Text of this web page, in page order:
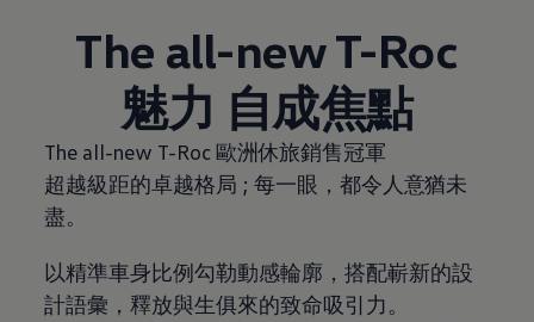
The all-new T-Roc
魅力 自成焦點
The all-new T-Roc 歐洲休旅銷售冠軍
超越級距的卓越格局 ; 每一眼，都令人意猶未
盡。
以精準車身比例勾勒動感輪廓，搭配嶄新的設
計語彙，釋放與生俱來的致命吸引力。